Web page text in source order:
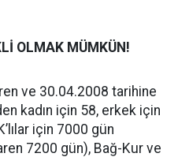
OLMAK MÜMKÜN!
ve 30.04.2008 tarihine
kadın için 58, erkek için
için 7000 gün
7200 gün), Bağ-Kur ve